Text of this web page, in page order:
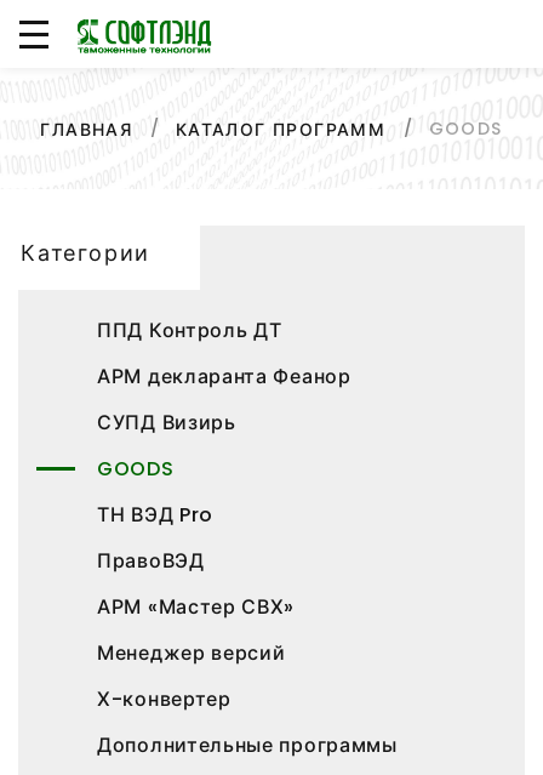
ГЛАВНАЯ КАТАЛОГ ПРОГРАММ GOODS
Категории
ППД Контроль ДТ
АРМ декларанта Феанор
СУПД Визирь
GOODS
ТН ВЭД Pro
ПравоВЭД
АРМ «Мастер СВХ»
Менеджер версий
Х-конвертер
Дополнительные программы